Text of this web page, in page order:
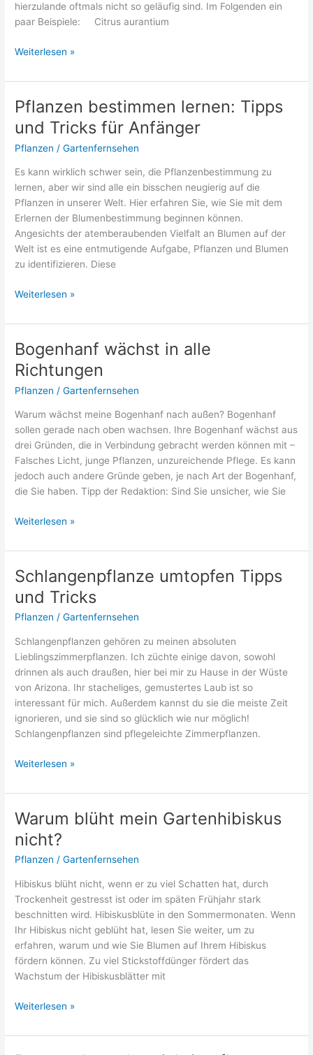
hierzulande oftmals nicht so geläufig sind. Im Folgenden ein
paar Beispiele: Citrus aurantium
Besondere
die
jeder
kennt
Weiterlesen »
Pflanzen bestimmen lernen: Tipps
und Tricks für Anfänger
Pflanzen /Gartenfernsehen
Es kann wirklich schwer sein, die Pflanzenbestimmung zu
lernen, aber wir sind alle ein bisschen neugierig auf die
Pflanzen in unserer Welt. Hier erfahren Sie, wie Sie mit dem
Erlernen der Blumenbestimmung beginnen können.
Angesichts der atemberaubenden Vielfalt an Blumen auf der
Welt ist es eine entmutigende Aufgabe, Pflanzen und Blumen
zu identifizieren. Diese
Pflanzen
lernen:
und
Tricks
für
Weiterlesen »
Bogenhanf wächst in alle
Richtungen
Pflanzen /Gartenfernsehen
Warum wächst meine Bogenhanf nach außen? Bogenhanf
sollen gerade nach oben wachsen. Ihre Bogenhanf wächst aus
drei Gründen, die in Verbindung gebracht werden können mit –
Falsches Licht, junge Pflanzen, unzureichende Pflege. Es kann
jedoch auch andere Gründe geben, je nach Art der Bogenhanf,
die Sie haben. Tipp der Redaktion: Sind Sie unsicher, wie Sie
Bogenhanf
in
Richtungen
Weiterlesen »
Schlangenpflanze umtopfen Tipps
und Tricks
Pflanzen /Gartenfernsehen
Schlangenpflanzen gehören zu meinen absoluten
Lieblingszimmerpflanzen. Ich züchte einige davon, sowohl
drinnen als auch draußen, hier bei mir zu Hause in der Wüste
von Arizona. Ihr stacheliges, gemustertes Laub ist so
interessant für mich. Außerdem kannst du sie die meiste Zeit
ignorieren, und sie sind so glücklich wie nur möglich!
Schlangenpflanzen sind pflegeleichte Zimmerpflanzen.
Schlangenpflanze
Tipps
Tricks
Weiterlesen »
Warum blüht mein Gartenhibiskus
nicht?
Pflanzen /Gartenfernsehen
Hibiskus blüht nicht, wenn er zu viel Schatten hat, durch
Trockenheit gestresst ist oder im späten Frühjahr stark
beschnitten wird. Hibiskusblüte in den Sommermonaten. Wenn
Ihr Hibiskus nicht geblüht hat, lesen Sie weiter, um zu
erfahren, warum und wie Sie Blumen auf Ihrem Hibiskus
fördern können. Zu viel Stickstoffdünger fördert das
Wachstum der Hibiskusblätter mit
Warum
mein
Weiterlesen »